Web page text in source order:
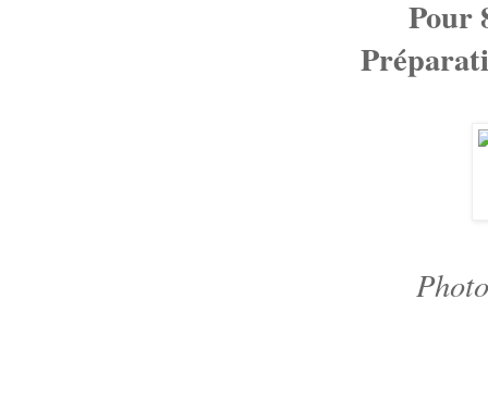
Pour